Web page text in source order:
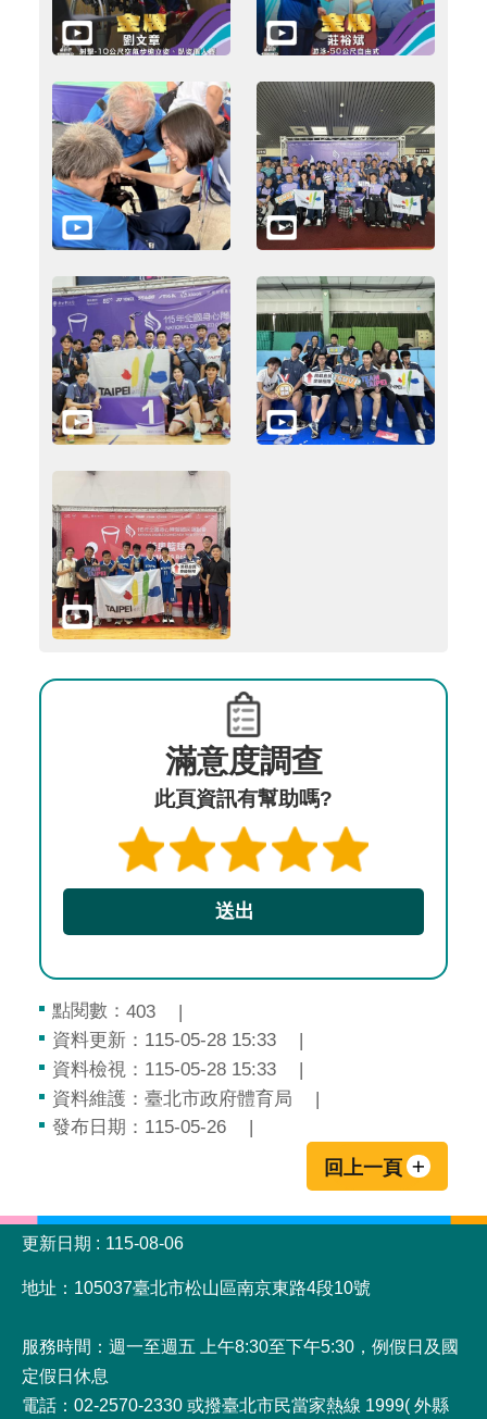
滿意度調查
此頁資訊有幫助嗎?
點閱數： 403
資料更新：115-05-28 15:33
資料檢視：115-05-28 15:33
資料維護：臺北市政府體育局
發布日期：115-05-26
回上一頁
:::
更新日期
115-08-06
地址：105037臺北市松山區南京東路4段10號
服務時間：週一至週五 上午8:30至下午5:30，例假日及國
定假日休息
電話：02-2570-2330 或撥臺北市民當家熱線 1999( 外縣